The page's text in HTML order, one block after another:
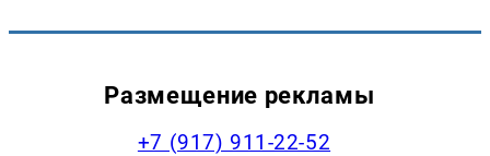
Размещение рекламы
+7 (917) 911-22-52